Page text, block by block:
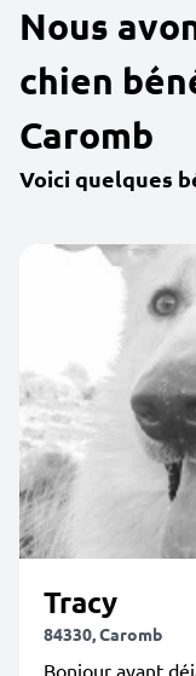
Nous
chien
Caromb
Voici quelques
Tracy
84330, Caromb
Bonjour ayant